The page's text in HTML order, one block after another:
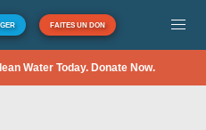
FAITES UN DON
Water Today. Donate Now.